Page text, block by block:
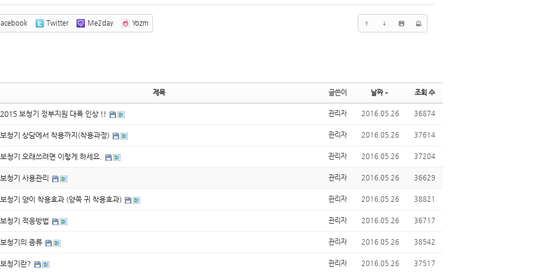
Twitter Me2day Yozm
제목 글쓴이 날짜 조회 수
2015 보청기 정부지원 대폭 인상 !! 관리자 2016.05.26 36874
보청기 상담에서 착용까지(착용과정) 관리자 2016.05.26 37614
보청기 오래쓰려면 이렇게 하세요. 관리자 2016.05.26 37204
보청기 사용관리 관리자 2016.05.26 36629
보청기 양이 착용효과 (양쪽 귀 착용효과) 관리자 2016.05.26 38821
보청기 적응방법 관리자 2016.05.26 36717
보청기의 종류 관리자 2016.05.26 38542
보청기란? 관리자 2016.05.26 37517